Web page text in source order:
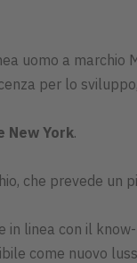
uomo a marchio
per lo
New York.
che prevede un
in linea con il
come nuovo